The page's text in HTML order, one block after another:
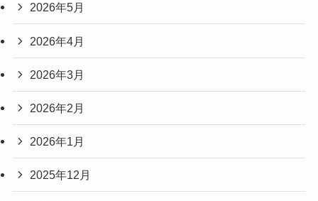
2026年5月
2026年4月
2026年3月
2026年2月
2026年1月
2025年12月